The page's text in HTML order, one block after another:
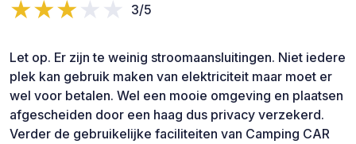
3/5
Let op. Er zijn te weinig stroomaansluitingen. Niet iedere
plek kan gebruik maken van elektriciteit maar moet er
wel voor betalen. Wel een mooie omgeving en plaatsen
afgescheiden door een haag dus privacy verzekerd.
Verder de gebruikelijke faciliteiten van Camping CAR